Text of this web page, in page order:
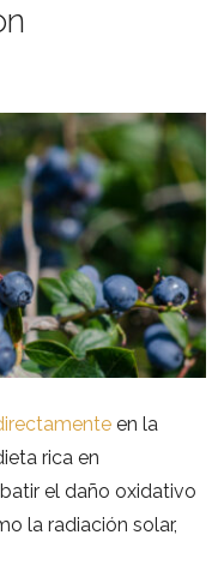
en la
rica en
el daño oxidativo
la radiación solar,